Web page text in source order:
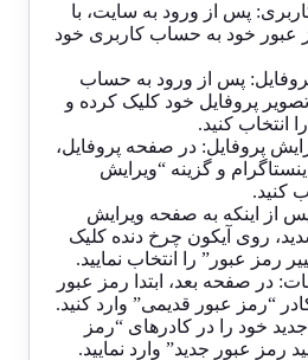
پس از ورود به سایت، با
عبور خود به حساب کاربری خود
پس از ورود به حساب
پروفایل خود کلیک کرده و
انتخاب کنید.
پروفایل: در صفحه پروفایل،
و گزینه “ویرایش
کنید.
از اینکه به صفحه ویرایش
روی آیکون چرخ دنده کلیک
رمز عبور” را انتخاب نمایید.
در صفحه بعد، ابتدا رمز عبور
“رمز عبور قدیمی” وارد کنید.
خود را در کادرهای “رمز
رمز عبور جدید” وارد نمایید.